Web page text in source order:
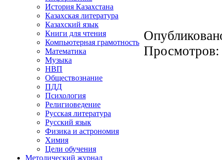
История Казахстана
Казахская литература
Казахский язык
Книги для чтения
Компьютерная грамотность
Математика
Музыка
НВП
Обществознание
ПДД
Психология
Религиоведение
Русская литература
Русский язык
Физика и астрономия
Химия
Цели обучения
Методический журнал